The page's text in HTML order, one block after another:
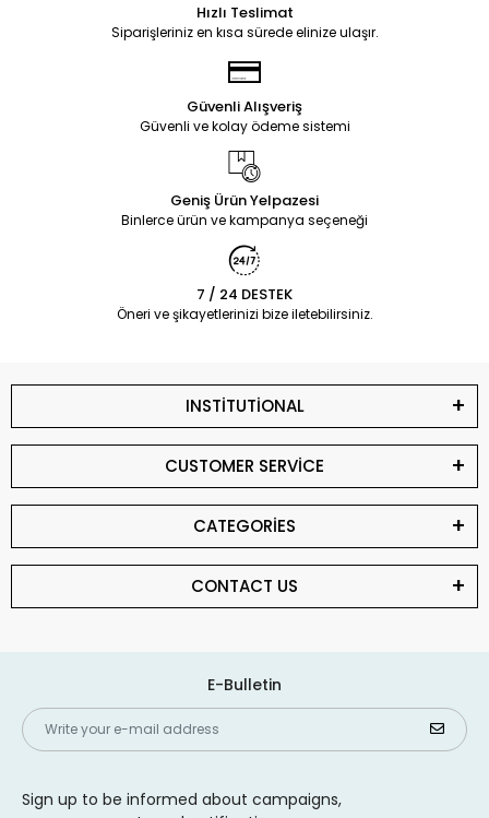
Hızlı Teslimat
Siparişleriniz en kısa sürede elinize ulaşır.
Güvenli Alışveriş
Güvenli ve kolay ödeme sistemi
Geniş Ürün Yelpazesi
Binlerce ürün ve kampanya seçeneği
7 / 24 DESTEK
Öneri ve şikayetlerinizi bize iletebilirsiniz.
INSTİTUTİONAL
CUSTOMER SERVİCE
CATEGORİES
CONTACT US
E-Bulletin
Sign up to be informed about campaigns,